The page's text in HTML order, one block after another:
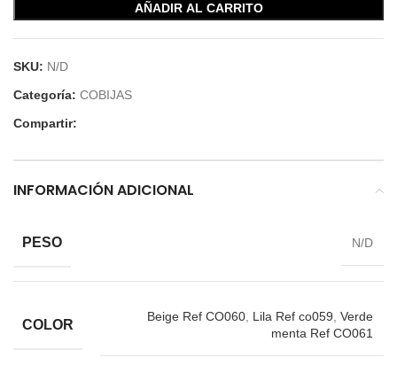
AÑADIR AL CARRITO
SKU: N/D
Categoría: COBIJAS
Compartir:
INFORMACIÓN ADICIONAL
PESO N/D
COLOR
Beige Ref CO060 Lila Ref co059 Verde
menta Ref CO061